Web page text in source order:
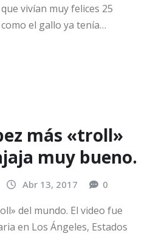
vivían muy felices 25
el gallo ya tenía…
más «troll»
muy bueno.
Abr 13, 2017 0
del mundo. El video fue
en Los Ángeles, Estados